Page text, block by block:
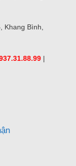
Khang Bình,
|